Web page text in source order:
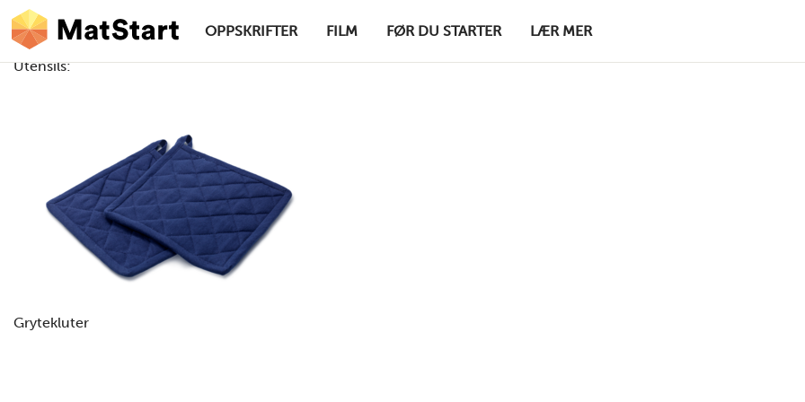
Hopp til hovedinnhold
hovednavigasjonsskrivebordsversjon
OPPSKRIFTER FILM FØR DU STARTER LÆR MER
Utensils:
Grytekluter